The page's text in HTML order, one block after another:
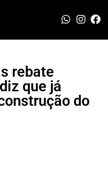
rebate
que já
do